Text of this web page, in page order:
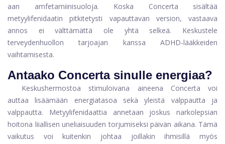
aan amfetamiinisuoloja. Koska Concerta sisältää
metyylifenidaatin pitkitetysti vapauttavan version, vastaava
annos ei välttämättä ole yhtä selkeä. Keskustele
terveydenhuollon tarjoajan kanssa ADHD-lääkkeiden
vaihtamisesta.
Antaako Concerta sinulle energiaa?
Keskushermostoa stimuloivana aineena Concerta voi
auttaa lisäämään energiatasoa sekä yleistä valppautta ja
valppautta. Metyylifenidaattia annetaan joskus narkolepsian
hoitona liiallisen uneliaisuuden torjumiseksi päivän aikana. Tämä
vaikutus voi kuitenkin johtaa joillakin ihmisillä myös